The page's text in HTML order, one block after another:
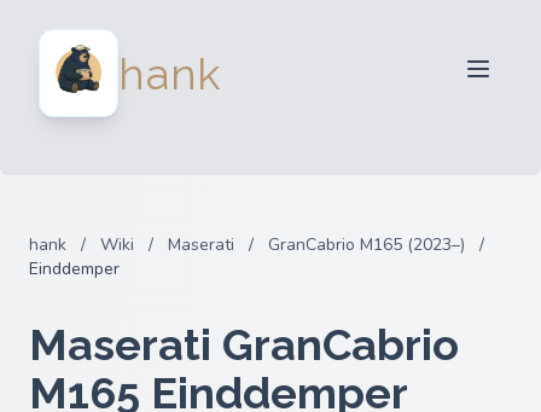
hank
hank / Wiki / Maserati / GranCabrio M165 (2023–)
/
Einddemper
Maserati GranCabrio
M165 Einddemper